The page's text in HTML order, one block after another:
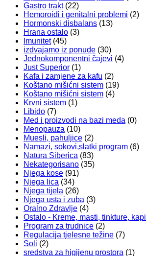
Gastro trakt (22)
Hemoroidi i genitalni problemi (2)
Hormonski disbalans (13)
Hrana ostalo (3)
Imunitet (45)
izdvajamo iz ponude (30)
Jednokomponentni čajevi (4)
Just Superior (1)
Kafa i zamjene za kafu (2)
Koštano mišićni sistem (19)
Koštano mišićni sistem (4)
Krvni sistem (1)
Libido (7)
Med i proizvodi na bazi meda (0)
Menopauza (10)
Muesli, pahuljice (2)
Namazi, sokovi,slatki program (6)
Natura Siberica (83)
Nekategorisano (35)
Njega kose (91)
Njega lica (34)
Njega tijela (26)
Njega usta i zuba (3)
Oralno Zdravlje (4)
Ostalo - Kreme, masti, tinkture, kapi
Program za trudnice (2)
Regulacija tjelesne težine (7)
Soli (2)
sredstva za higijenu prostora (1)